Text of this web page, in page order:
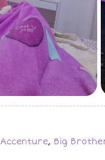
Accenture, Big